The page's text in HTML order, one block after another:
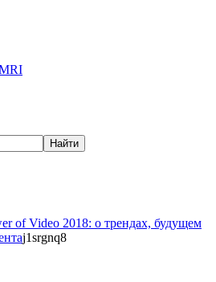
Найти
of Video 2018: о трендах, будущем
j1srgnq8